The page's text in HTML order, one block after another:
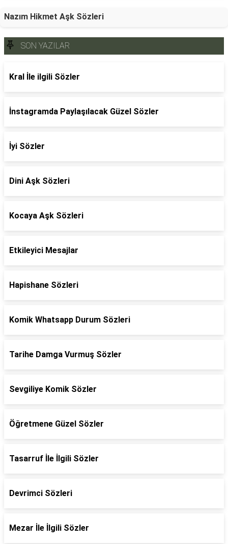
Nazım Hikmet Aşk Sözleri
SON YAZILAR
Kral İle ilgili Sözler
İnstagramda Paylaşılacak Güzel Sözler
İyi Sözler
Dini Aşk Sözleri
Kocaya Aşk Sözleri
Etkileyici Mesajlar
Hapishane Sözleri
Komik Whatsapp Durum Sözleri
Tarihe Damga Vurmuş Sözler
Sevgiliye Komik Sözler
Öğretmene Güzel Sözler
Tasarruf İle İlgili Sözler
Devrimci Sözleri
Mezar İle İlgili Sözler